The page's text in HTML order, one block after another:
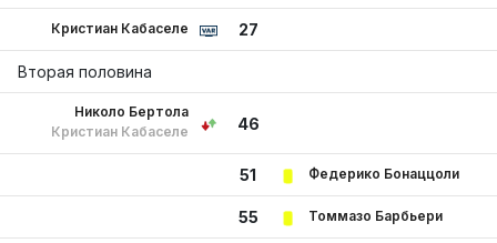
27
Кристиан Кабаселе
Вторая половина
46
Николо Бертола
Кристиан Кабаселе
51 Федерико Бонаццоли
55 Томмазо Барбьери